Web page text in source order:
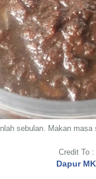
sebulan. Makan
Credit To :
Dapur MK